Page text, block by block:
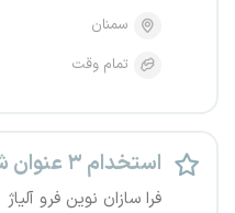
سمنان
تمام وقت
استخدام ۳ عنوان شغلی
فرا سازان نوین فرو آلیاژ